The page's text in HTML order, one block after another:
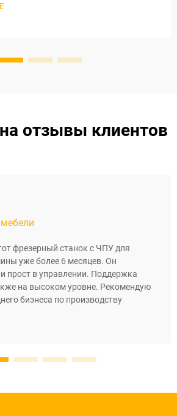
различные типы паллет,
отзывы клиентов
фрезерный станок с ЧПУ для
уже более 6 месяцев. Он
прост в управлении. Поддержка
на высоком уровне. Рекомендую
бизнеса по производству